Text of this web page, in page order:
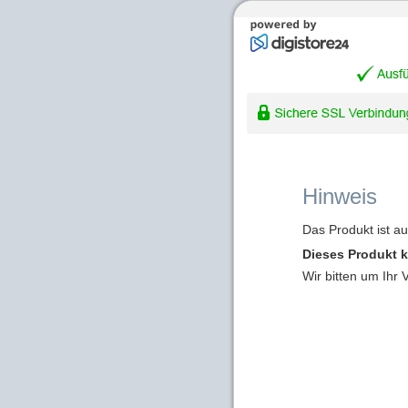
Hinweis
Das Produkt ist
Dieses Produkt
Wir bitten um Ihr